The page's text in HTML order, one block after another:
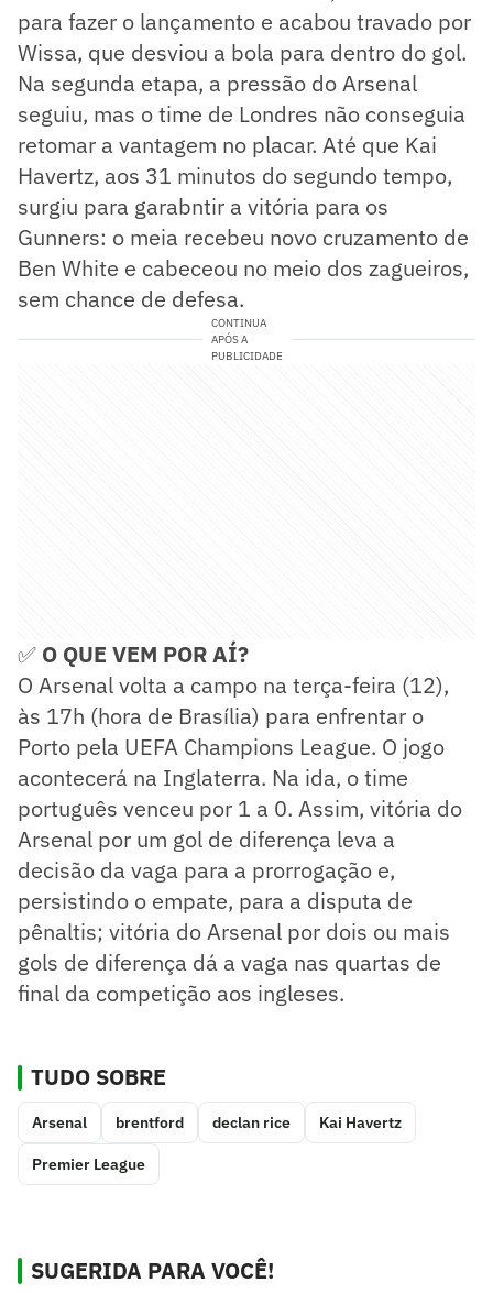
para fazer o lançamento e acabou travado por
Wissa, que desviou a bola para dentro do gol.
Na segunda etapa, a pressão do Arsenal
seguiu, mas o time de Londres não conseguia
retomar a vantagem no placar. Até que Kai
Havertz, aos 31 minutos do segundo tempo,
surgiu para garabntir a vitória para os
Gunners: o meia recebeu novo cruzamento de
Ben White e cabeceou no meio dos zagueiros,
sem chance de defesa.
CONTINUA
APÓS A
PUBLICIDADE
✅ O QUE VEM POR AÍ?
O Arsenal volta a campo na terça-feira (12),
às 17h (hora de Brasília) para enfrentar o
Porto pela UEFA Champions League. O jogo
acontecerá na Inglaterra. Na ida, o time
português venceu por 1 a 0. Assim, vitória do
Arsenal por um gol de diferença leva a
decisão da vaga para a prorrogação e,
persistindo o empate, para a disputa de
pênaltis; vitória do Arsenal por dois ou mais
gols de diferença dá a vaga nas quartas de
final da competição aos ingleses.
TUDO SOBRE
Arsenal brentford declan rice Kai Havertz
Premier League
SUGERIDA PARA VOCÊ!